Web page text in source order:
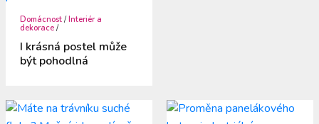
Domácnost /Interiér a
dekorace /
I krásná postel může
být pohodlná